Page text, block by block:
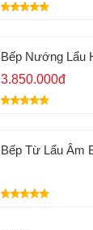
Bếp Nướng Lẩu
3.850.000đ
Bếp Từ Lẩu Âm